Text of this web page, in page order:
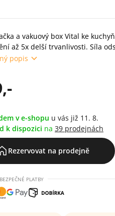
4.3 z 5 (9 recenzí)
a vakuový box Vital ke
až 5x delší trvanlivosti. Síla
popis
v e-shopu u vás již 11. 8.
k dispozici na 39 prodejnách
Rezervovat na prodejně
PLATBY